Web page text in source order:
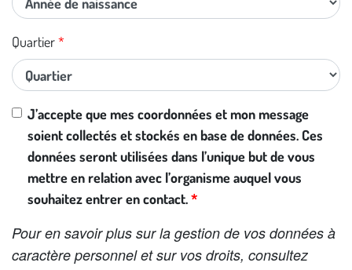
Quartier
J’accepte que mes coordonnées et mon message
soient collectés et stockés en base de données. Ces
données seront utilisées dans l’unique but de vous
mettre en relation avec l’organisme auquel vous
souhaitez entrer en contact.
Pour en savoir plus sur la gestion de vos données à
caractère personnel et sur vos droits, consultez